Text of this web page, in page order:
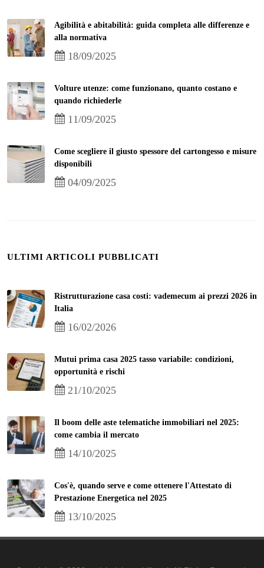
Agibilità e abitabilità: guida completa alle differenze e
alla normativa
18/09/2025
Volture utenze: come funzionano, quanto costano e
quando richiederle
11/09/2025
Come scegliere il giusto spessore del cartongesso e misure
disponibili
04/09/2025
ULTIMI ARTICOLI PUBBLICATI
Ristrutturazione casa costi: vademecum ai prezzi 2026 in
Italia
16/02/2026
Mutui prima casa 2025 tasso variabile: condizioni,
opportunità e rischi
21/10/2025
Il boom delle aste telematiche immobiliari nel 2025:
come cambia il mercato
14/10/2025
Cos'è, quando serve e come ottenere l'Attestato di
Prestazione Energetica nel 2025
13/10/2025